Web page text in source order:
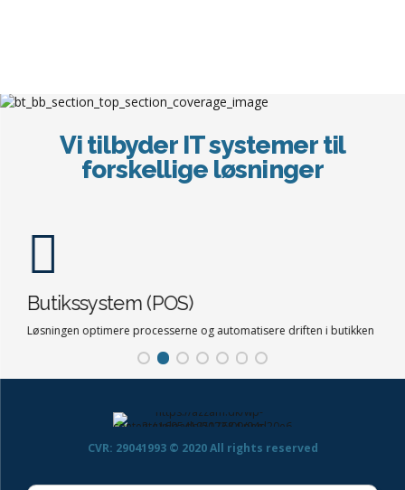
Butikssystem (POS)